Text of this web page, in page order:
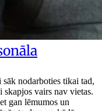
nodarboties tikai tad,
skapjos vairs nav vietas.
gan lēmumos un